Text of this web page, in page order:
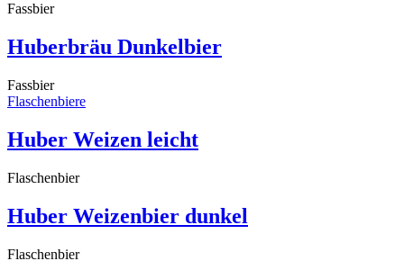
Fassbier
Huberbräu Dunkelbier
Fassbier
Flaschenbiere
Huber Weizen leicht
Flaschenbier
Huber Weizenbier dunkel
Flaschenbier